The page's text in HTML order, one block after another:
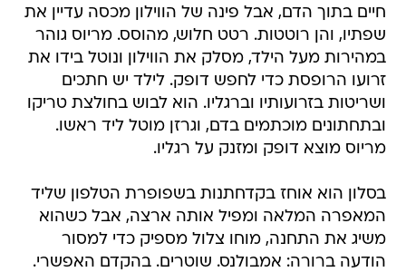
חיים בתוך הדם, אבל פינה של הווילון מכסה עדיין את
שפתיו, והן רוטטות. רטט חלוש, מהוסס. מריוס גוהר
במהירות מעל הילד, מסלק את הווילון ונוטל בידו את
זרועו הרופסת כדי לחפש דופק. לילד יש חתכים
ושריטות בזרועותיו וברגליו. הוא לבוש בחולצת טריקו
ובתחתונים מוכתמים בדם, וגרזן מוטל ליד ראשו.
מריוס מוצא דופק ומזנק על רגליו.
בסלון הוא אוחז בקדחתנות בשפופרת הטלפון שליד
המאפרה המלאה ומפיל אותה ארצה, אבל כשהוא
משיג את התחנה, מוחו צלול מספיק כדי למסור
הודעה ברורה: אמבולנס. שוטרים. בהקדם האפשרי.